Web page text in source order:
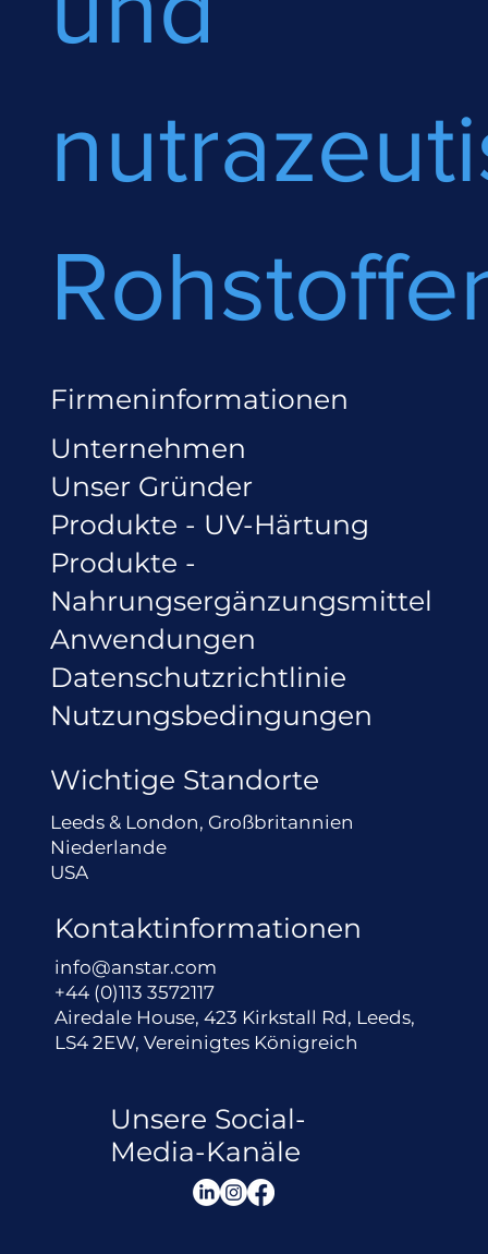
Firmeninformationen
Unternehmen
Unser Gründer
Produkte - UV-Härtung
Produkte -
Nahrungsergänzungsmittel
Anwendungen
Datenschutzrichtlinie
Nutzungsbedingungen
Wichtige Standorte
Leeds & London, Großbritannien
Niederlande
USA
Kontaktinformationen
info@anstar.com
+44 (0)113 3572117
Airedale House, 423 Kirkstall Rd, Leeds,
LS4 2EW, Vereinigtes Königreich
Unsere Social-
Media-Kanäle